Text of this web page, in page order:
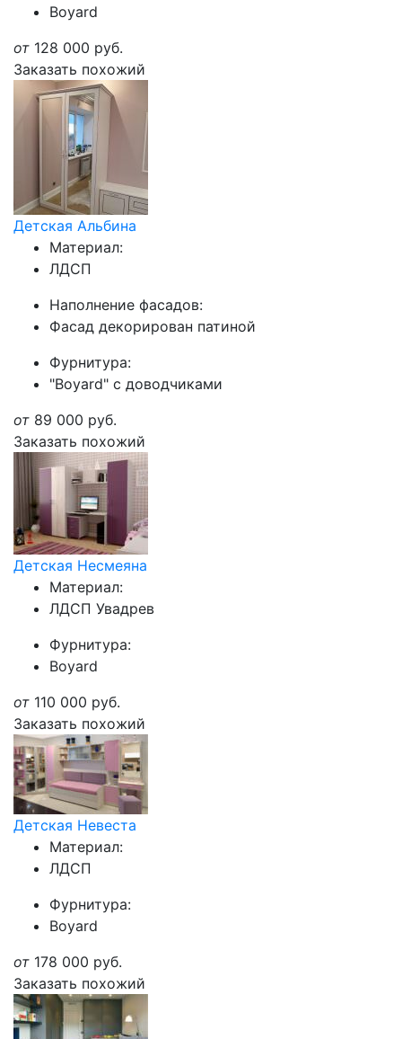
Boyard
от 128 000 руб.
Заказать похожий
Детская Альбина
Материал:
ЛДСП
Наполнение фасадов:
Фасад декорирован патиной
Фурнитура:
"Boyard" с доводчиками
от 89 000 руб.
Заказать похожий
Детская Несмеяна
Материал:
ЛДСП Увадрев
Фурнитура:
Boyard
от 110 000 руб.
Заказать похожий
Детская Невеста
Материал:
ЛДСП
Фурнитура:
Boyard
от 178 000 руб.
Заказать похожий